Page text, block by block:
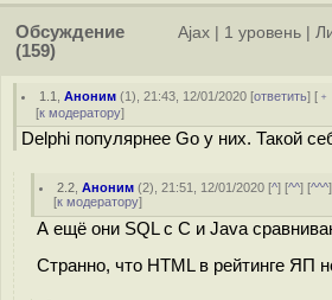
Обсуждение
(159)
Ajax 1 уровень
1.1 ,Аноним (1), 21:43, 12/01/2020 [ответить] [
[к модератору]
Delphi популярнее Go у них. Такой
2.2 ,Аноним (2), 21:51, 12/01/2020 [^] [^^] [^^^
[к модератору]
А ещё они SQL с C и Java
Странно, что HTML в рейтинге ЯП